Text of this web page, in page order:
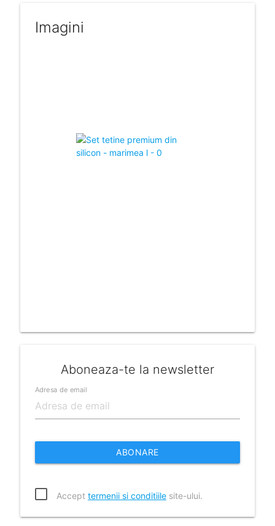
Imagini
Aboneaza-te la newsletter
Adresa de email
ABONARE
Accept termenii si conditiilesite-ului.